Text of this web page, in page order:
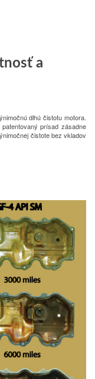
a
dlhú čistotu motora.
prísad zásadne
čistote bez vkladov